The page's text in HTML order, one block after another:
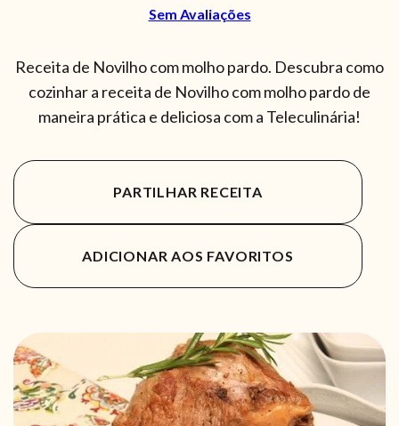
Sem Avaliações
Receita de Novilho com molho pardo. Descubra como
cozinhar a receita de Novilho com molho pardo de
maneira prática e deliciosa com a Teleculinária!
PARTILHAR RECEITA
ADICIONAR AOS FAVORITOS